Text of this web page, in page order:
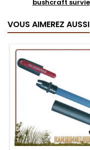
bushcraft survie
VOUS AIMEREZ AUSSI